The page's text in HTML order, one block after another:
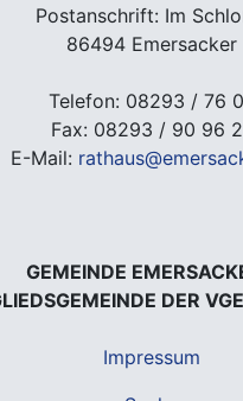
Postanschrift: Im
86494 Emersacker
Telefon: 08293 / 76
Fax: 08293 / 90 96
E-Mail:
GEMEINDE
DER
Impressum